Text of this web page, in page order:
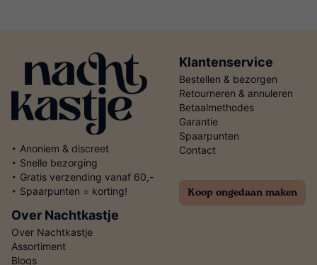
‣ Anoniem & discreet
‣ Snelle bezorging
‣ Gratis verzending vanaf 60,-
‣ Spaarpunten = korting!
Klantenservice
Bestellen & bezorgen
Retourneren & annuleren
Betaalmethodes
Garantie
Spaarpunten
Contact
Koop ongedaan maken
Over Nachtkastje
Over Nachtkastje
Assortiment
Blogs